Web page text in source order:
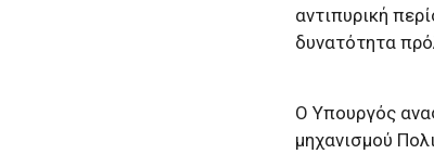
αντιπυρική
δυνατότητα
Ο Υπουργός
μηχανισμού